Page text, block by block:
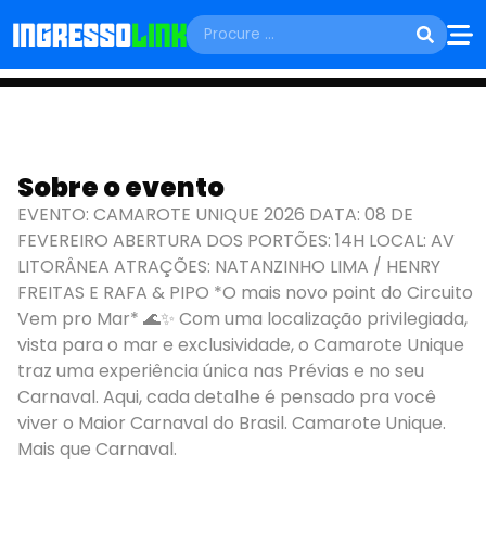
DOMINGO, 08 DE FEVEREIRO
CAMAROTE UNIQUE
São Luís - MA
Sobre o evento
EVENTO: CAMAROTE UNIQUE 2026 DATA: 08 DE
FEVEREIRO ABERTURA DOS PORTÕES: 14H LOCAL: AV
LITORÂNEA ATRAÇÕES: NATANZINHO LIMA / HENRY
FREITAS E RAFA & PIPO *O mais novo point do Circuito
Vem pro Mar* 🌊✨ Com uma localização privilegiada,
vista para o mar e exclusividade, o Camarote Unique
traz uma experiência única nas Prévias e no seu
Carnaval. Aqui, cada detalhe é pensado pra você
viver o Maior Carnaval do Brasil. Camarote Unique.
Mais que Carnaval.